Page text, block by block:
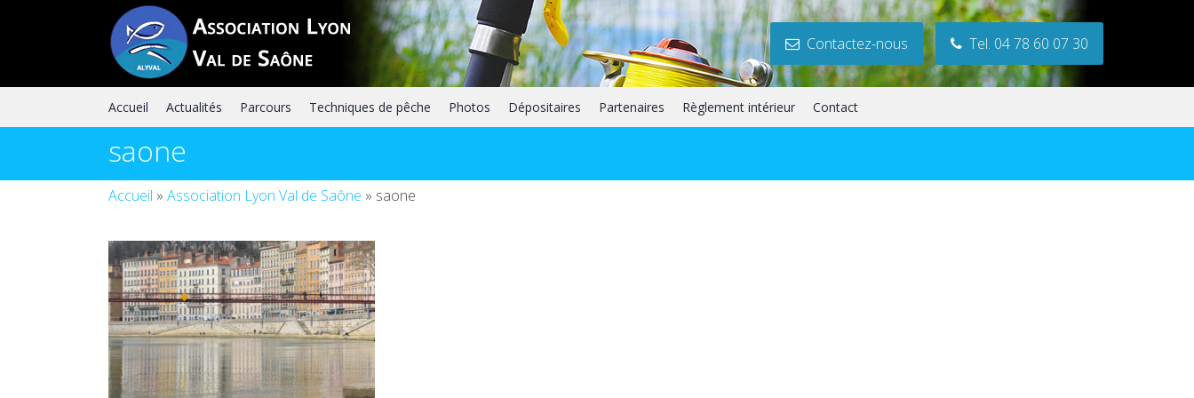
Contactez-nous Tel. 04 78 60 07 30
Accueil Actualités Parcours Techniques de pêche Photos Dépositaires Partenaires Règlement intérieur Contact
saone
Accueil » Association Lyon Val de Saône » saone